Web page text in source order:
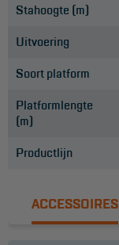
Stahoogte (m)
Uitvoering
Soort platform
Platformlengte
(m)
Productlijn
ACCESSOIRES